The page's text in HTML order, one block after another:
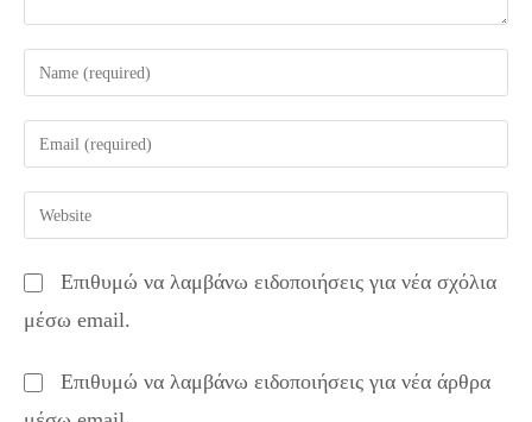
Enter
your
name
comment
Enter
your
email
address
comment
Enter
your
URL
(optional)
Επιθυμώ να λαμβάνω ειδοποιήσεις για νέα σχόλια
μέσω email.
Επιθυμώ να λαμβάνω ειδοποιήσεις για νέα άρθρα